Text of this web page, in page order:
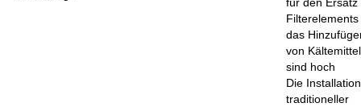
das
von Kältemittel
sind hoch
Die Installation
traditioneller